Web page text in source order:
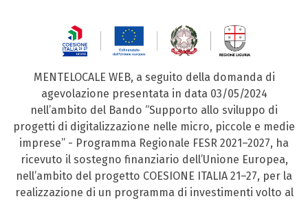
MENTELOCALE WEB, a seguito della domanda di
agevolazione presentata in data 03/05/2024
nell’ambito del Bando “Supporto allo sviluppo di
progetti di digitalizzazione nelle micro, piccole e medie
imprese” - Programma Regionale FESR 2021–2027, ha
ricevuto il sostegno finanziario dell’Unione Europea,
nell’ambito del progetto COESIONE ITALIA 21–27, per la
realizzazione di un programma di investimenti volto al